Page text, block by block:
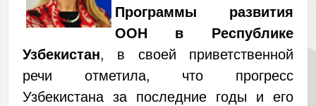
Программы развития
ООН в Республике
Узбекистан, в своей приветственной
речи отметила, что прогресс
Узбекистана за последние годы и его